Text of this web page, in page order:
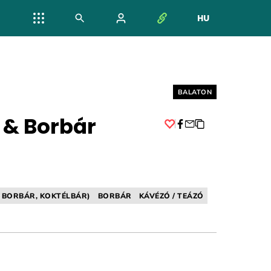
HU
NYELV
Helyszín címkék:
BALATON
& Borbár
KOKTÉLBÁR) BORBÁR
KÁVÉZÓ / TEÁZÓ